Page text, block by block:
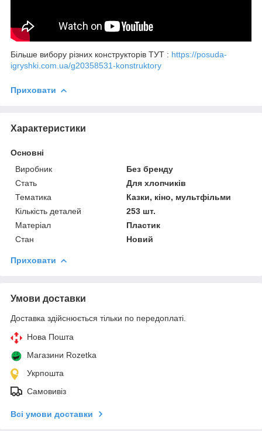
Більше вибору різних конструкторів ТУТ : https://posuda-
igryshki.com.ua/g20358531-konstruktory
Приховати
Характеристики
Основні
Виробник
Без бренду
Стать
Для хлопчиків
Тематика
Казки, кіно, мультфільми
Кількість деталей
253 шт.
Матеріал
Пластик
Стан
Новий
Приховати
Умови доставки
Доставка здійснюється тільки по передоплаті.
Нова Пошта
Магазини Rozetka
Укрпошта
Самовивіз
Всі умови доставки